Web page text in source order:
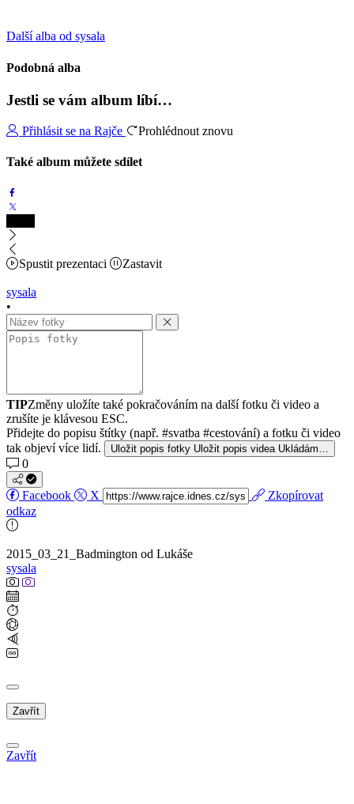
Další alba od sysala
Podobná alba
Jestli se vám album líbí…
Přihlásit se na Rajče Prohlédnout znovu
Také album můžete sdílet
Spustit prezentaci Zastavit
sysala
•
TIPZměny uložíte také pokračováním na další fotku či video a
zrušíte je klávesou ESC.
Přidejte do popisu štítky (např. #svatba #cestování) a fotku či video
tak objeví více lidí.
Uložit popis fotky Uložit popis videa Ukládám…
0
Facebook X
Zkopírovat
odkaz
2015_03_21_Badmington od Lukáše
sysala
Zavřít
Zavřít